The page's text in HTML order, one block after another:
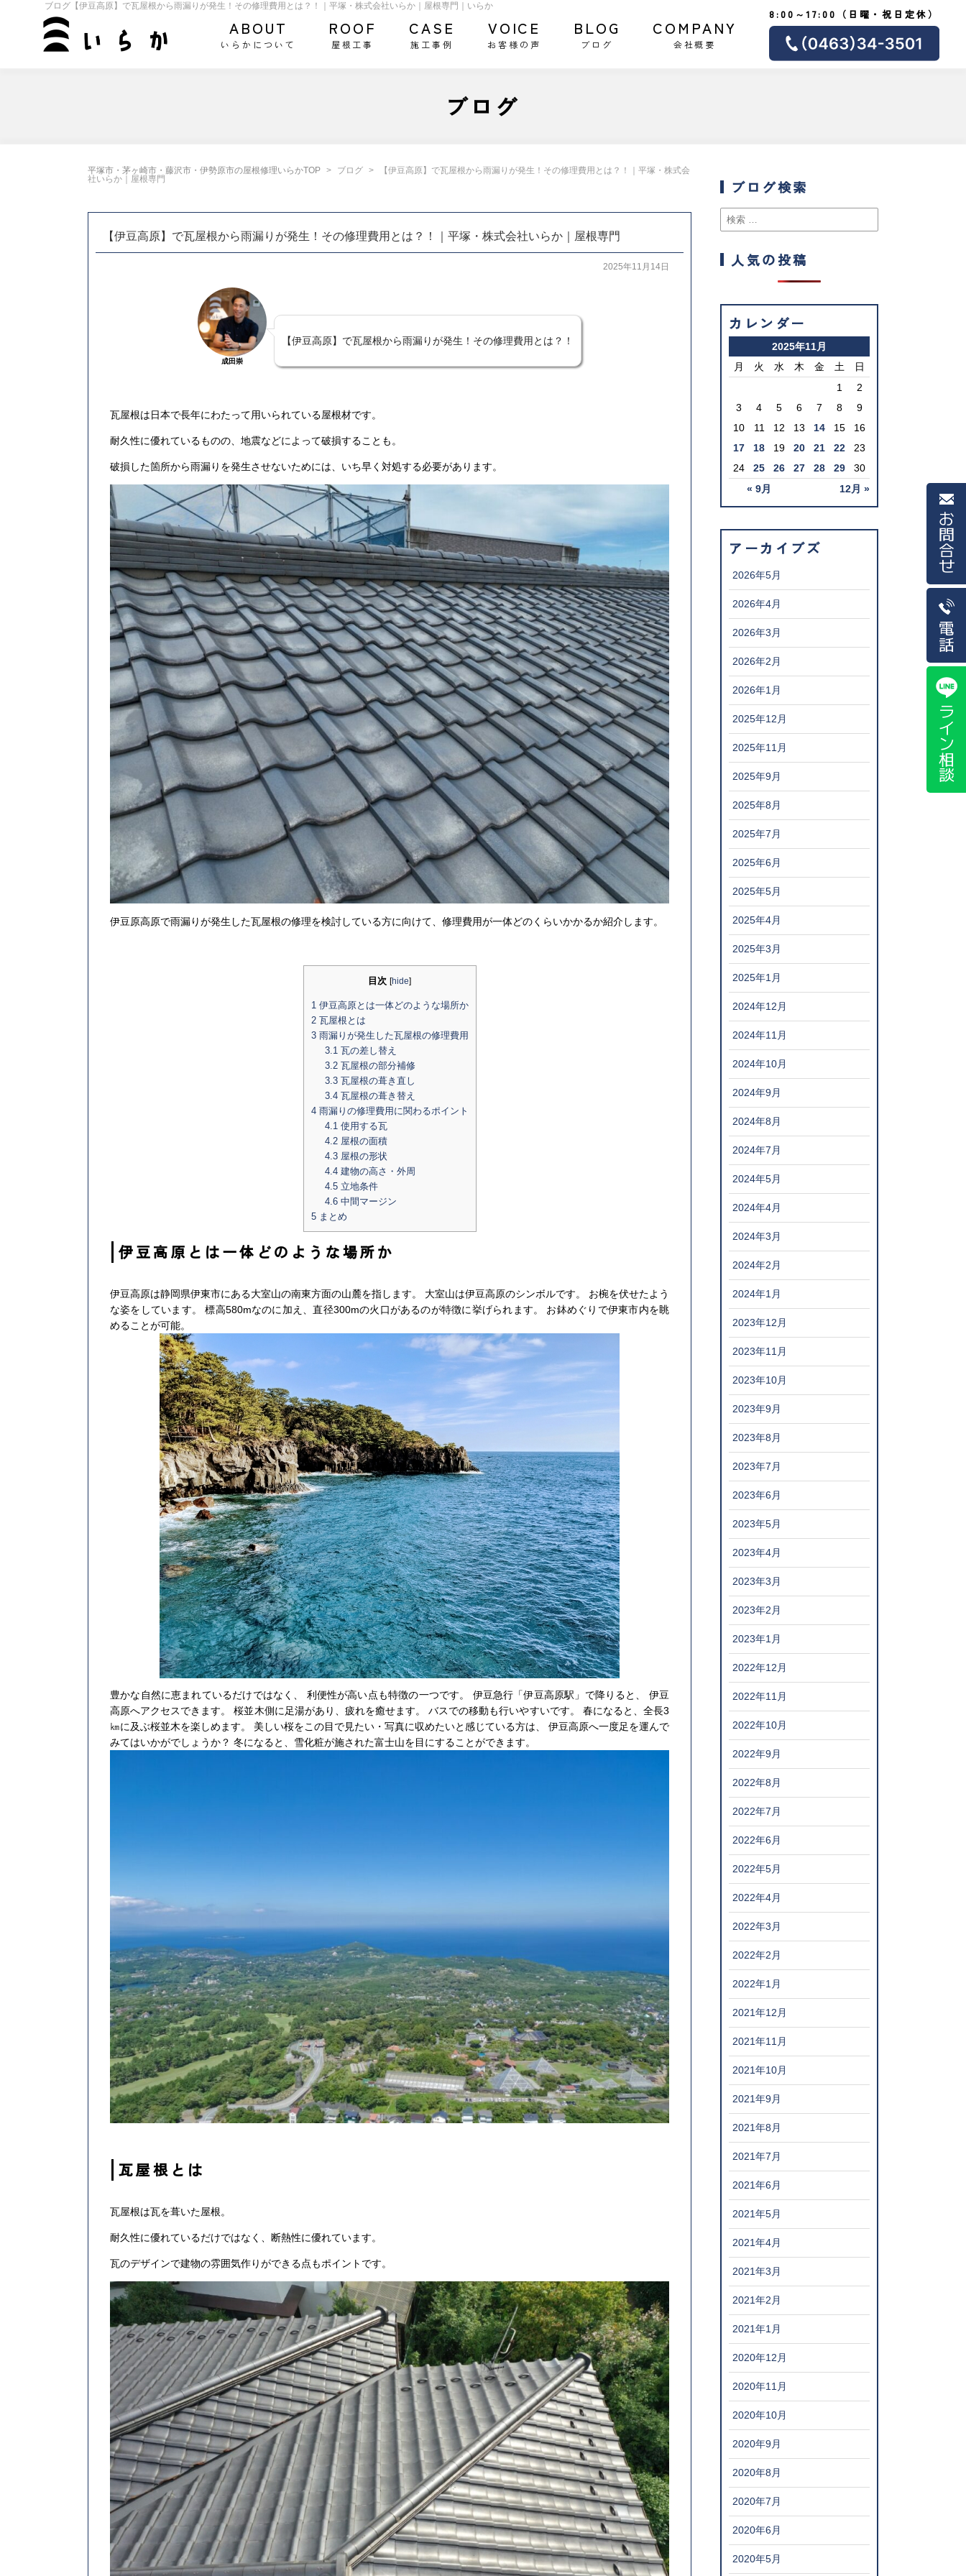
ブログ【伊豆高原】で瓦屋根から雨漏りが発生！その修理費用とは？！｜平塚・株式会社いらか｜屋根専門｜いらか
お問合せ
電話
ライン相談
ABOUT
いらかについて
ROOF
屋根工事
CASE
施工事例
VOICE
お客様の声
BLOG
ブログ
COMPANY
会社概要
8:00～17:00（日曜・祝日定休）
ブログ
平塚市・茅ヶ崎市・藤沢市・伊勢原市の屋根修理いらかTOP ブログ
【伊豆高原】で瓦屋根から雨漏りが発生！その修理費用とは？！｜平塚・株式会
社いらか｜屋根専門
【伊豆高原】で瓦屋根から雨漏りが発生！その修理費用とは？！｜平塚・株式会社いらか｜屋根専門
2025年11月14日
成田崇
【伊豆高原】で瓦屋根から雨漏りが発生！その修理費用とは？！
瓦屋根は日本で長年にわたって用いられている屋根材です。
耐久性に優れているものの、地震などによって破損することも。
破損した箇所から雨漏りを発生させないためには、いち早く対処する必要があります。
伊豆原高原で雨漏りが発生した瓦屋根の修理を検討している方に向けて、修理費用が一体どのくらいかかるか紹介します。
目次 [hide]
1伊豆高原とは一体どのような場所か
2瓦屋根とは
3雨漏りが発生した瓦屋根の修理費用
3.1 瓦の差し替え
3.2 瓦屋根の部分補修
3.3 瓦屋根の葺き直し
3.4 瓦屋根の葺き替え
4雨漏りの修理費用に関わるポイント
4.1 使用する瓦
4.2 屋根の面積
4.3 屋根の形状
4.4 建物の高さ・外周
4.5 立地条件
4.6 中間マージン
5まとめ
伊豆高原とは一体どのような場所か
伊豆高原は静岡県伊東市にある大室山の南東方面の山麓を指します。 大室山は伊豆高原のシンボルです。 お椀を伏せたよう
な姿をしています。 標高580mなのに加え、直径300mの火口があるのが特徴に挙げられます。 お鉢めぐりで伊東市内を眺
めることが可能。
豊かな自然に恵まれているだけではなく、 利便性が高い点も特徴の一つです。 伊豆急行「伊豆高原駅」で降りると、 伊豆
高原へアクセスできます。 桜並木側に足湯があり、疲れを癒せます。 バスでの移動も行いやすいです。 春になると、全長3
㎞に及ぶ桜並木を楽しめます。 美しい桜をこの目で見たい・写真に収めたいと感じている方は、 伊豆高原へ一度足を運んで
みてはいかがでしょうか？ 冬になると、雪化粧が施された富士山を目にすることができます。
瓦屋根とは
瓦屋根は瓦を葺いた屋根。
耐久性に優れているだけではなく、断熱性に優れています。
瓦のデザインで建物の雰囲気作りができる点もポイントです。
ブログ検索
人気の投稿
カレンダー
2025年11月
月
火 水 木 金 土 日
« 9月 12月 »
1
2
3
4 5 6 7 8
9
10
11 12 13 14 15
16
17
18 19 20 21 22
23
24
25 26 27 28 29 30
アーカイブズ
2026年5月
2026年4月
2026年3月
2026年2月
2026年1月
2025年12月
2025年11月
2025年9月
2025年8月
2025年7月
2025年6月
2025年5月
2025年4月
2025年3月
2025年1月
2024年12月
2024年11月
2024年10月
2024年9月
2024年8月
2024年7月
2024年5月
2024年4月
2024年3月
2024年2月
2024年1月
2023年12月
2023年11月
2023年10月
2023年9月
2023年8月
2023年7月
2023年6月
2023年5月
2023年4月
2023年3月
2023年2月
2023年1月
2022年12月
2022年11月
2022年10月
2022年9月
2022年8月
2022年7月
2022年6月
2022年5月
2022年4月
2022年3月
2022年2月
2022年1月
2021年12月
2021年11月
2021年10月
2021年9月
2021年8月
2021年7月
2021年6月
2021年5月
2021年4月
2021年3月
2021年2月
2021年1月
2020年12月
2020年11月
2020年10月
2020年9月
2020年8月
2020年7月
2020年6月
2020年5月